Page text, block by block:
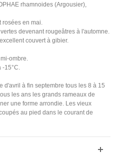
rhamnoides (Argousier),
rosées en mai.
devenant rougeâtres à l'automne.
couvert à gibier.
ombre.
-15°C.
d'avril à fin septembre tous les 8 à 15
les ans les grands rameaux de
une forme arrondie. Les vieux
au pied dans le courant de